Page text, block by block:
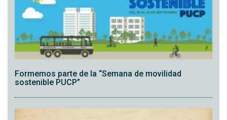
Formemos parte de la “Semana de movilidad
sostenible PUCP”